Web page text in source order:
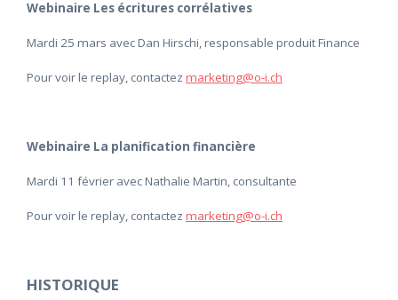
Webinaire Les écritures corrélatives
Mardi 25 mars avec Dan Hirschi, responsable produit Finance
Pour voir le replay, contactez marketing@o-i.ch
Webinaire La planification financière
Mardi 11 février avec Nathalie Martin, consultante
Pour voir le replay, contactez marketing@o-i.ch
HISTORIQUE